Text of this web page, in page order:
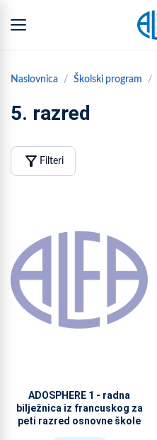
Naslovnica Školski program
5. razred
filter_alt Filteri
ADOSPHERE 1 - radna
bilježnica iz francuskog za
peti razred osnovne škole